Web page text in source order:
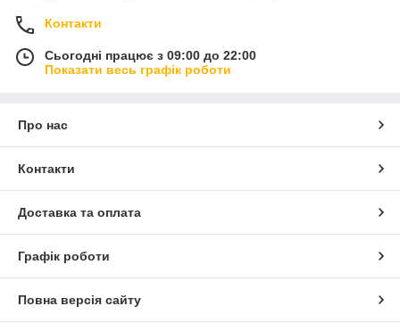
Контакти
Сьогодні працює з 09:00 до 22:00
Показати весь графік роботи
Про нас
Контакти
Доставка та оплата
Графік роботи
Повна версія сайту